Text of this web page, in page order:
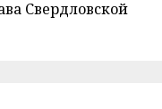
Свердловской